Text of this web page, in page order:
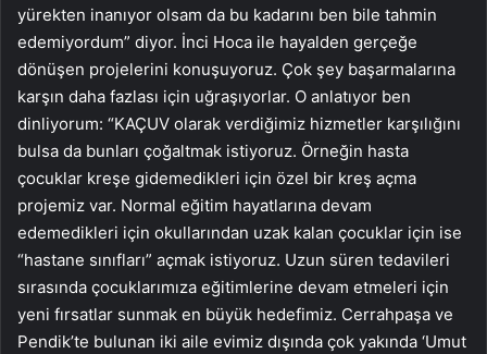
yürekten inanıyor olsam da bu kadarını ben bile tahmin
edemiyordum” diyor. İnci Hoca ile hayalden gerçeğe
dönüşen projelerini konuşuyoruz. Çok şey başarmalarına
karşın daha fazlası için uğraşıyorlar. O anlatıyor ben
dinliyorum: “KAÇUV olarak verdiğimiz hizmetler karşılığını
bulsa da bunları çoğaltmak istiyoruz. Örneğin hasta
çocuklar kreşe gidemedikleri için özel bir kreş açma
projemiz var. Normal eğitim hayatlarına devam
edemedikleri için okullarından uzak kalan çocuklar için ise
“hastane sınıfları” açmak istiyoruz. Uzun süren tedavileri
sırasında çocuklarımıza eğitimlerine devam etmeleri için
yeni fırsatlar sunmak en büyük hedefimiz. Cerrahpaşa ve
Pendik’te bulunan iki aile evimiz dışında çok yakında ‘Umut